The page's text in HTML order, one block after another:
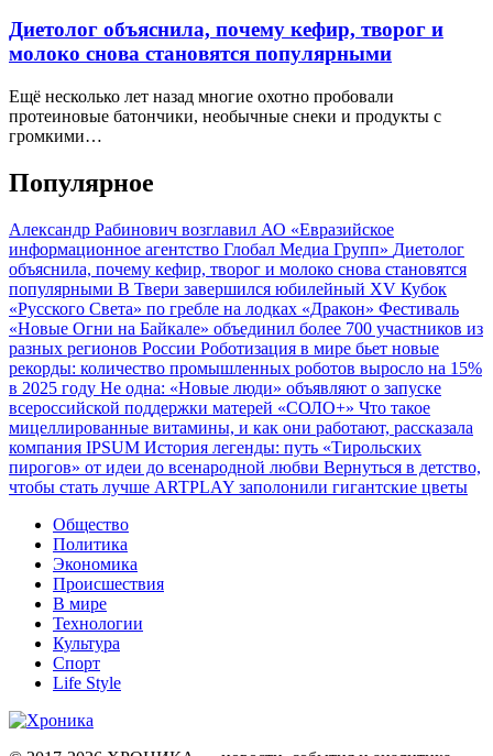
Диетолог объяснила, почему кефир, творог и
молоко снова становятся популярными
Ещё несколько лет назад многие охотно пробовали
протеиновые батончики, необычные снеки и продукты с
громкими…
Популярное
Александр Рабинович возглавил АО «Евразийское
информационное агентство Глобал Медиа Групп» Диетолог
объяснила, почему кефир, творог и молоко снова становятся
популярными В Твери завершился юбилейный XV Кубок
«Русского Света» по гребле на лодках «Дракон» Фестиваль
«Новые Огни на Байкале» объединил более 700 участников из
разных регионов России Роботизация в мире бьет новые
рекорды: количество промышленных роботов выросло на 15%
в 2025 году Не одна: «Новые люди» объявляют о запуске
всероссийской поддержки матерей «СОЛО+» Что такое
мицеллированные витамины, и как они работают, рассказала
компания IPSUM История легенды: путь «Тирольских
пирогов» от идеи до всенародной любви Вернуться в детство,
чтобы стать лучше ARTPLAY заполонили гигантские цветы
Общество
Политика
Экономика
Происшествия
В мире
Технологии
Культура
Спорт
Life Style